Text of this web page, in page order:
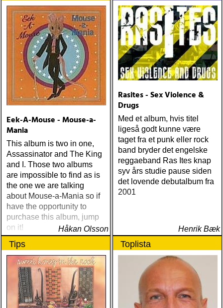
Eek-A-Mouse - Mouse-a-
Mania
This album is two in one,
Assassinator and The King
and I. Those two albums
are impossible to find as is
the one we are talking
about Mouse-a-Mania so if
have the opportunity to
purchase this album, jump
on it!
Håkan Olsson
Rasites - Sex Violence &
Drugs
Med et album, hvis titel
ligeså godt kunne være
taget fra et punk eller rock
band bryder det engelske
reggaeband Ras Ites knap
syv års studie pause siden
det lovende debutalbum fra
2001
Henrik Bæk
Tips Toplista